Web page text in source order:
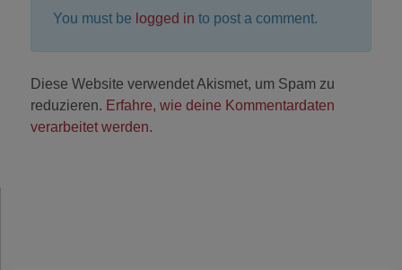
You must be logged in to post a comment.
Diese Website verwendet Akismet, um Spam zu
reduzieren. Erfahre, wie deine Kommentardaten
verarbeitet werden.